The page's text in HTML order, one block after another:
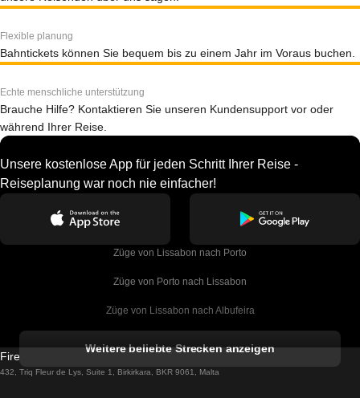
Flexible planung
Bahntickets können Sie bequem bis zu einem Jahr im Voraus buchen.
Echte menschliche unterstützung
Brauche Hilfe? Kontaktieren Sie unseren Kundensupport vor oder
während Ihrer Reise.
Unsere kostenlose App für jeden Schritt Ihrer Reise -
Reiseplanung war noch nie einfacher!
Züge von Lissabon nach Porto
Züge von Porto nach Lissabon
Züge von Lissabon nach Albufeira
Züge von Lissabon nach Lagos
Weitere beliebte Strecken anzeigen
Firebird GT Limited (OC 1451)
432, Triq Fleur de Lys, Suite 1, Birkirkara, BKR 9061, Malta